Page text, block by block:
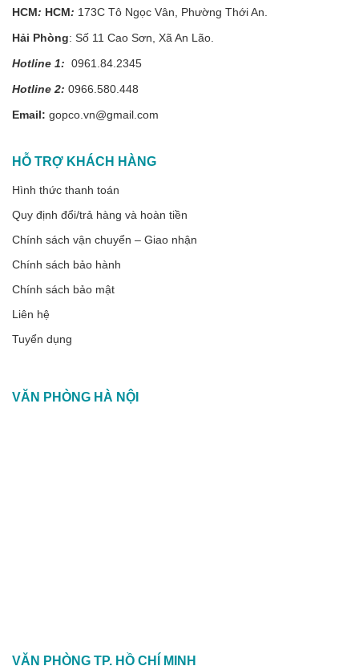
HCM: HCM: 173C Tô Ngọc Vân, Phường Thới An.
Hải Phòng: Số 11 Cao Sơn, Xã An Lão.
Hotline 1: 0961.84.2345
Hotline 2: 0966.580.448
Email: gopco.vn@gmail.com
HỖ TRỢ KHÁCH HÀNG
Hình thức thanh toán
Quy định đổi/trả hàng và hoàn tiền
Chính sách vận chuyển – Giao nhận
Chính sách bảo hành
Chính sách bảo mật
Liên hệ
Tuyển dụng
VĂN PHÒNG HÀ NỘI
VĂN PHÒNG TP. HỒ CHÍ MINH